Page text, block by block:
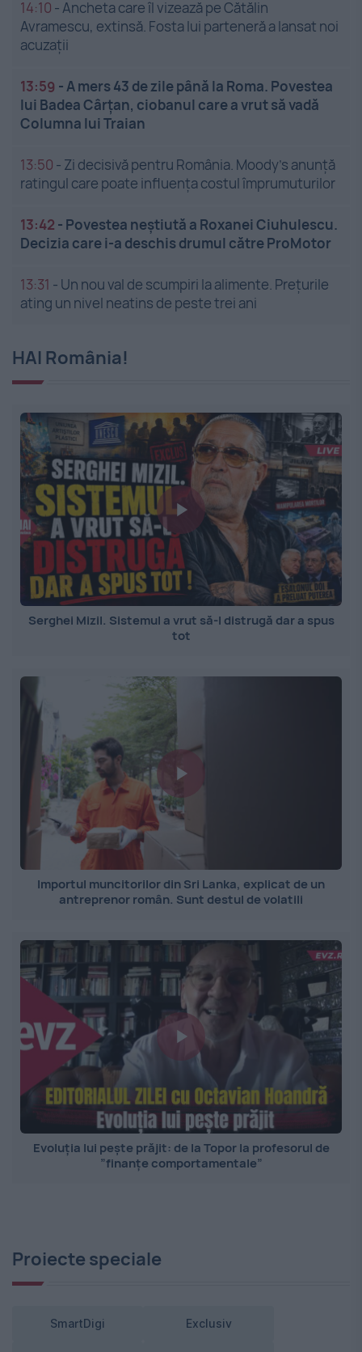
14:10 -Ancheta care îl vizează pe Cătălin
Avramescu, extinsă. Fosta lui parteneră a lansat noi
acuzații
13:59 -A mers 43 de zile până la Roma. Povestea
lui Badea Cârțan, ciobanul care a vrut să vadă
Columna lui Traian
13:50 - Zi decisivă pentru România. Moody’s anunță
ratingul care poate influența costul împrumuturilor
13:42 - Povestea neștiută a Roxanei Ciuhulescu.
Decizia care i-a deschis drumul către ProMotor
13:31 - Un nou val de scumpiri la alimente. Prețurile
ating un nivel neatins de peste trei ani
HAI România!
Serghei Mizil. Sistemul a vrut să-l distrugă dar a spus
tot
Importul muncitorilor din Sri Lanka, explicat de un
antreprenor român. Sunt destul de volatili
Evoluția lui pește prăjit: de la Topor la profesorul de
”finanțe comportamentale”
Proiecte speciale
SmartDigi Exclusiv